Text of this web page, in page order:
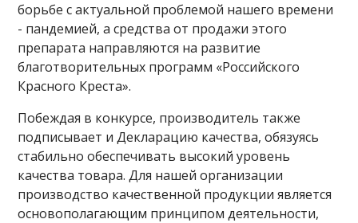
борьбе с актуальной проблемой нашего времени
- пандемией, а средства от продажи этого
препарата направляются на развитие
благотворительных программ «Российского
Красного Креста».
Побеждая в конкурсе, производитель также
подписывает и Декларацию качества, обязуясь
стабильно обеспечивать высокий уровень
качества товара. Для нашей организации
производство качественной продукции является
основополагающим принципом деятельности,